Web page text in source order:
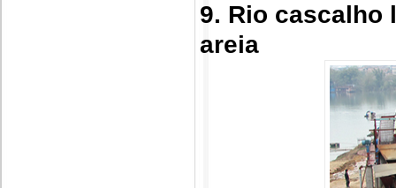
9. Rio cascalho
areia